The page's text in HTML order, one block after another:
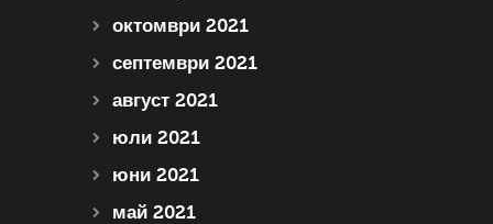
октомври 2021
септември 2021
август 2021
юли 2021
юни 2021
май 2021